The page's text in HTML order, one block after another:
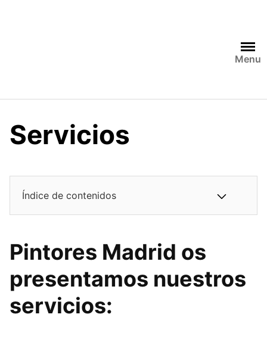
Menu
Servicios
Índice de contenidos
Pintores Madrid os
presentamos nuestros
servicios: